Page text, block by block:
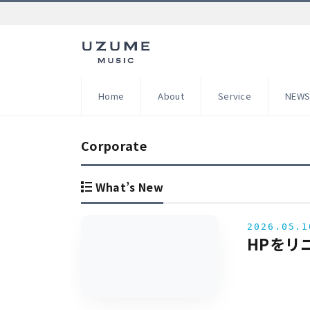
Home About Service NEWS
Corporate
What’s New
HPをリ